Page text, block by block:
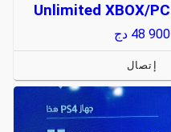
Unlimited XBOX/PC
48 900 دج
إتصال